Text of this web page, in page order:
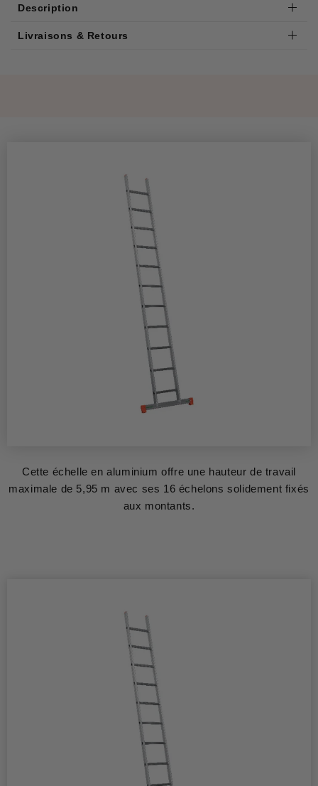
Description
Livraisons & Retours
Cette échelle en aluminium offre une hauteur de travail
maximale de 5,95 m avec ses 16 échelons solidement fixés
aux montants.